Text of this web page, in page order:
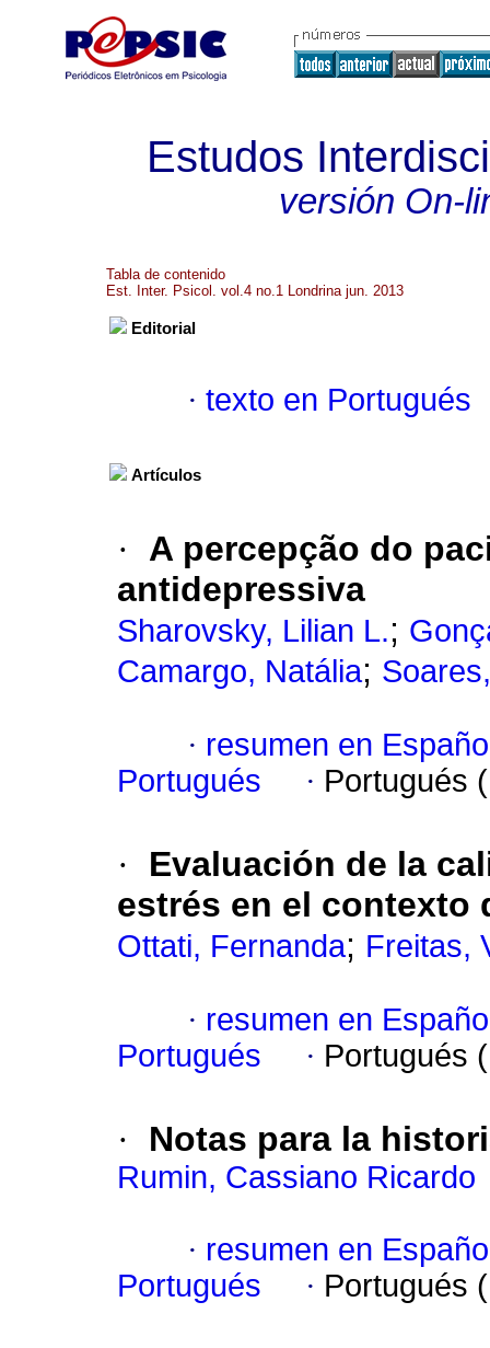
Estudos
versión On-
Tabla de contenido
Est. Inter. Psicol. vol.4 no.1 Londrina jun. 2013
Editorial
· texto en Portugués
Artículos
·
A percepção do
antidepressiva
Sharovsky, Lilian L.;
Camargo, Natália;
· resumen en
Portugués
· Portugués
·
Evaluación de la
estrés en el contexto
Ottati, Fernanda; Freitas,
· resumen en
Portugués
· Portugués
· Notas para la
Rumin, Cassiano Ricardo
· resumen en
Portugués
· Portugués